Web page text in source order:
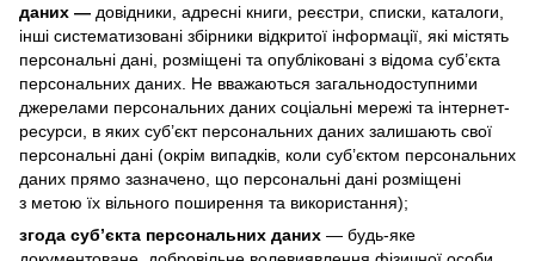
даних — довідники, адресні книги, реєстри, списки, каталоги,
інші систематизовані збірники відкритої інформації, які містять
персональні дані, розміщені та опубліковані з відома суб’єкта
персональних даних. Не вважаються загальнодоступними
джерелами персональних даних соціальні мережі та інтернет-
ресурси, в яких суб’єкт персональних даних залишають свої
персональні дані (окрім випадків, коли суб’єктом персональних
даних прямо зазначено, що персональні дані розміщені
з метою їх вільного поширення та використання);
згода суб’єкта персональних даних — будь-яке